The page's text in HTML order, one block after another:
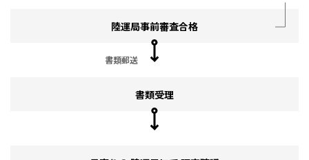
陸運局事前審査合格
書類郵送
書類受理